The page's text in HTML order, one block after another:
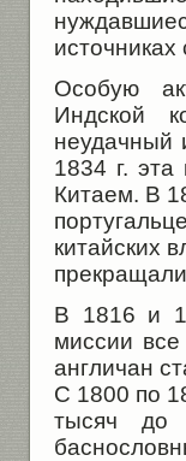
Особую
Индской
неудачный
1834 г.
Китаем. В
китайских
В 1816 и
миссии
англичан
С 1800 по
тысяч до